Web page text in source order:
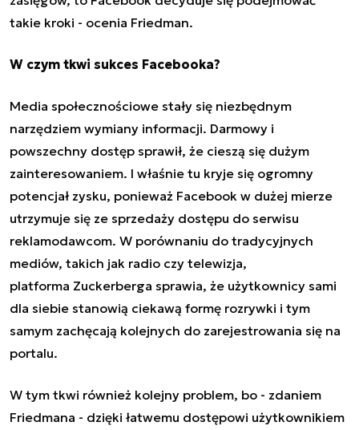
takie kroki - ocenia Friedman.
W czym tkwi sukces Facebooka?
Media społecznościowe stały się niezbędnym
narzędziem wymiany informacji. Darmowy i
powszechny dostęp sprawił, że cieszą się dużym
zainteresowaniem. I właśnie tu kryje się ogromny
potencjał zysku, ponieważ Facebook w dużej mierze
utrzymuje się ze sprzedaży dostępu do serwisu
reklamodawcom. W porównaniu do tradycyjnych
mediów, takich jak radio czy telewizja,
platforma Zuckerberga sprawia, że użytkownicy sami
dla siebie stanowią ciekawą formę rozrywki i tym
samym zachęcają kolejnych do zarejestrowania się na
portalu.
W tym tkwi również kolejny problem, bo - zdaniem
Friedmana - dzięki łatwemu dostępowi użytkownikiem